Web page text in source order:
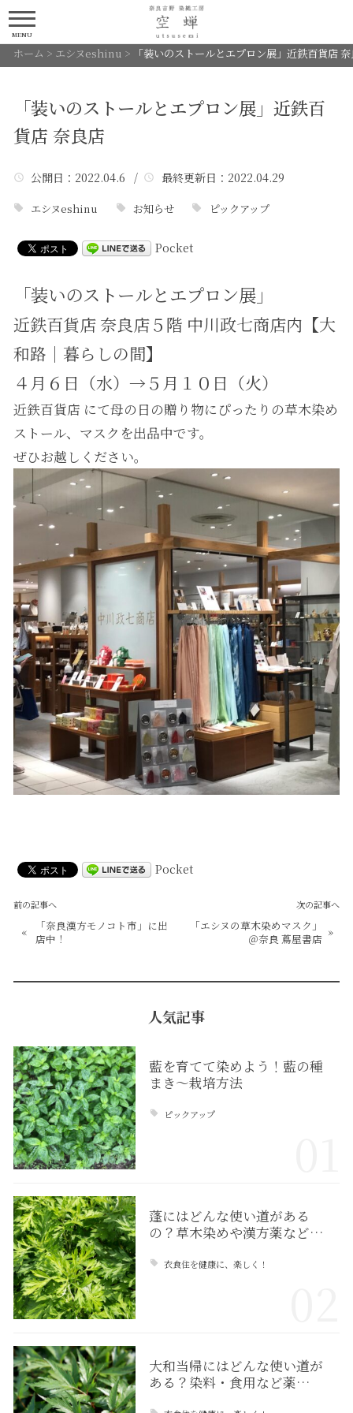
MENU
ホーム > エシヌeshinu > 「装いのストールとエプロン展」近鉄百貨店
「装いのストールとエプロン展」近鉄百
貨店 奈良店
公開日 ：2022.04.6 / 最終更新日 ：2022.04.29
エシヌeshinu お知らせ ピックアップ
Pocket
「装いのストールとエプロン展」
近鉄百貨店 奈良店５階 中川政七商店内【大
和路｜暮らしの間】
４月６日（水）→５月１０日（火）
近鉄百貨店 にて母の日の贈り物にぴったりの草木染め
ストール、マスクを出品中です。
ぜひお越しください。
Pocket
前の記事へ
«
「奈良漢方モノコト市」に出
店中！
次の記事へ
「エシヌの草木染めマスク」
＠奈良 蔦屋書店 »
人気記事
藍を育てて染めよう！藍の種
まき〜栽培方法
ピックアップ
蓬にはどんな使い道がある
の？草木染めや漢方薬など…
衣食住を健康に、楽しく！
大和当帰にはどんな使い道が
ある？染料・食用など薬…